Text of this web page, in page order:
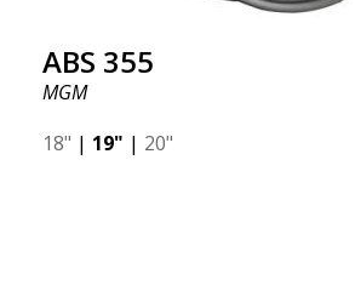
ABS 355
MGM
18" | 19" | 20"